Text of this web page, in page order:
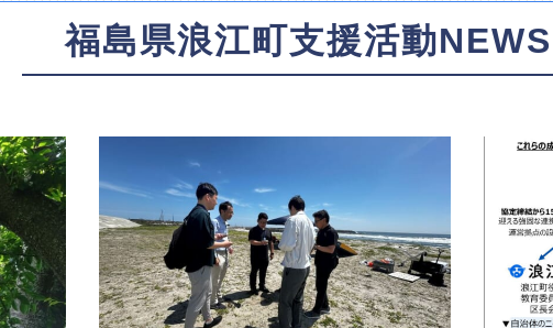
福島県浪江町支援活動NEWS